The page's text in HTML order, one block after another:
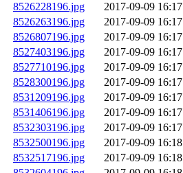
8526228196.jpg
2017-09-09 16:17
8526263196.jpg
2017-09-09 16:17
8526807196.jpg
2017-09-09 16:17
8527403196.jpg
2017-09-09 16:17
8527710196.jpg
2017-09-09 16:17
8528300196.jpg
2017-09-09 16:17
8531209196.jpg
2017-09-09 16:17
8531406196.jpg
2017-09-09 16:17
8532303196.jpg
2017-09-09 16:17
8532500196.jpg
2017-09-09 16:18
8532517196.jpg
2017-09-09 16:18